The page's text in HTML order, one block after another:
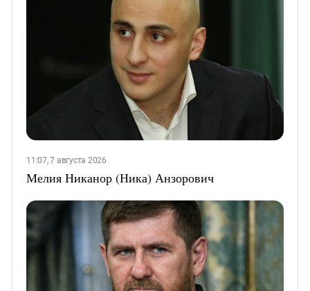
11:07, 7 августа 2026
Мелия Никанор (Ника) Анзорович